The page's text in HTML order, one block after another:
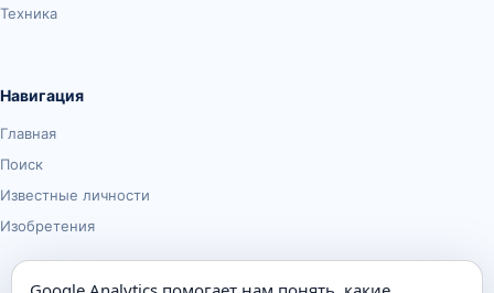
Техника
Навигация
Главная
Поиск
Известные личности
Изобретения